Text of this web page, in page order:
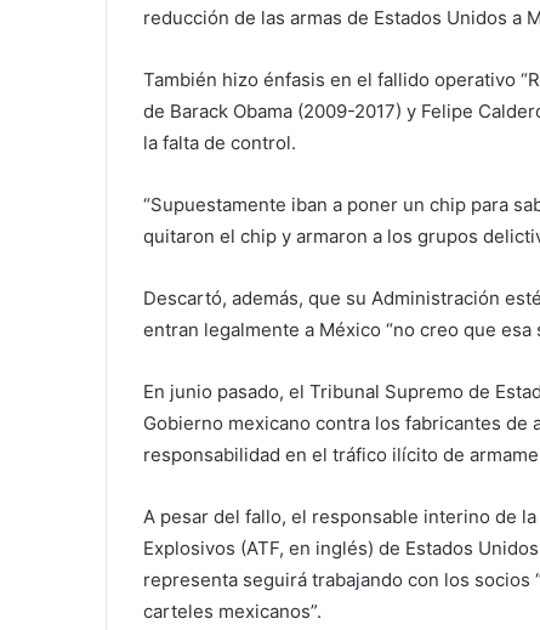
reducción de las armas de Estados Unidos a
También hizo énfasis en el fallido operativo
de Barack Obama (2009-2017) y Felipe
la falta de control.
“Supuestamente iban a poner un chip para
quitaron el chip y armaron a los grupos
Descartó, además, que su Administración
entran legalmente a México “no creo que
En junio pasado, el Tribunal Supremo de
Gobierno mexicano contra los fabricantes
responsabilidad en el tráfico ilícito de
A pesar del fallo, el responsable interino de
Explosivos (ATF, en inglés) de Estados
representa seguirá trabajando con los
carteles mexicanos”.